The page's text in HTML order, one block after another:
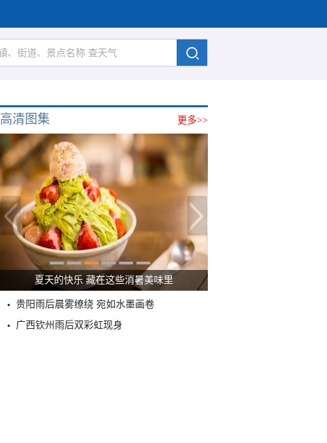
更多>>
高清图集
夏天的快乐 藏在这些消暑美味里
贵阳雨后晨雾缭绕 宛如水墨画卷
广西钦州雨后双彩虹现身